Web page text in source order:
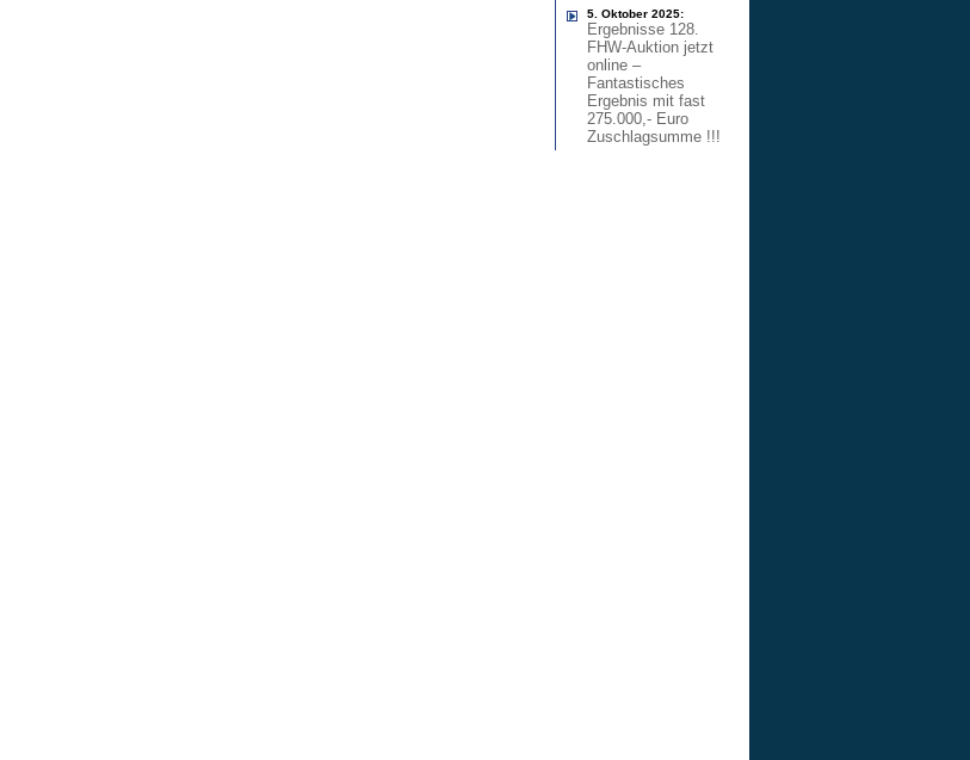
5. Oktober 2025:
Ergebnisse 128.
FHW-Auktion jetzt
online –
Fantastisches
Ergebnis mit fast
275.000,- Euro
Zuschlagsumme !!!